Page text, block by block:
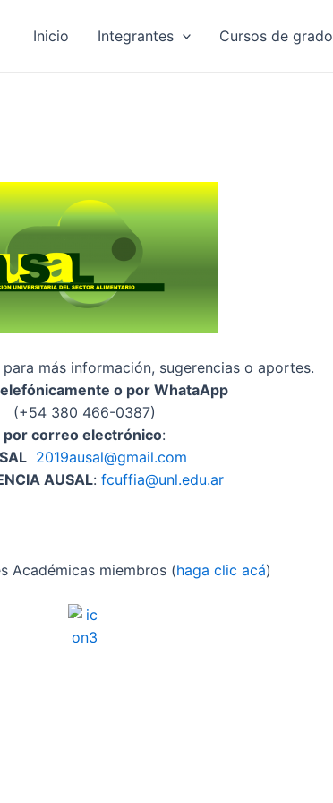
Inicio Integrantes Cursos de grado
para más información, sugerencias o aportes.
o por WhataApp
(+54 380 466-0387)
por correo electrónico:
2019ausal@gmail.com
AUSAL: fcuffia@unl.edu.ar
Académicas miembros (haga clic acá)